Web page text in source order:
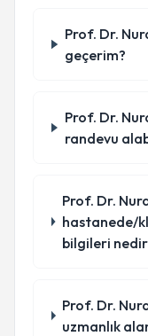
Prof. Dr.
geçerim?
Prof. Dr.
randevu
Prof. Dr.
hastanede/
bilgileri
Prof. Dr.
uzmanlık